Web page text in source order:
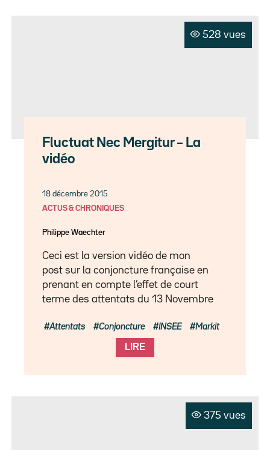
528 vues
Fluctuat Nec Mergitur – La
vidéo
18 décembre 2015
ACTUS & CHRONIQUES
Philippe Waechter
Ceci est la version vidéo de mon
post sur la conjoncture française en
prenant en compte l’effet de court
terme des attentats du 13 Novembre
LIRE
Attentats Conjoncture INSEE Markit
375 vues